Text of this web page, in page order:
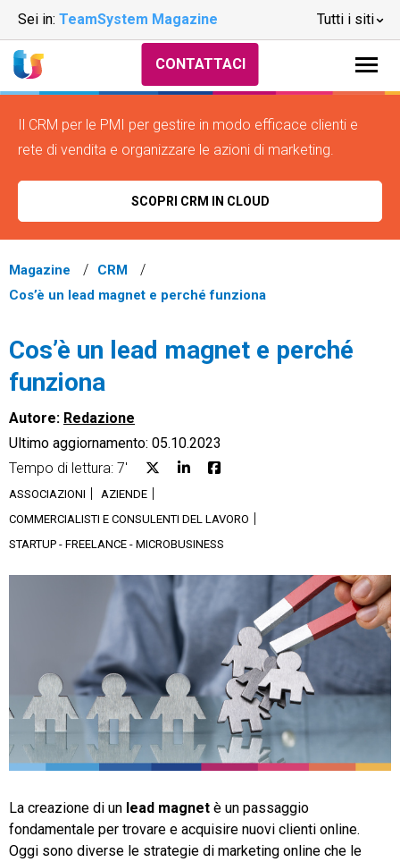
Sei in: TeamSystem Magazine Tutti i siti
CRM
Ecommerce
Financial Solutions
Trust Services
TeamSystem Store
CONTATTACI
Il CRM per le PMI per gestire in modo efficace clienti e
rete di vendita e organizzare le azioni di marketing.
SCOPRI CRM IN CLOUD
Magazine
CRM
Cos’è un lead magnet e perché funziona
Cos’è un lead magnet e perché
funziona
Autore: Redazione
Ultimo aggiornamento: 05.10.2023
Tempo di lettura: 7'
ASSOCIAZIONI
AZIENDE
COMMERCIALISTI E CONSULENTI DEL LAVORO
STARTUP - FREELANCE - MICROBUSINESS
La creazione di un lead magnet è un passaggio
fondamentale per trovare e acquisire nuovi clienti online.
Oggi sono diverse le strategie di marketing online che le